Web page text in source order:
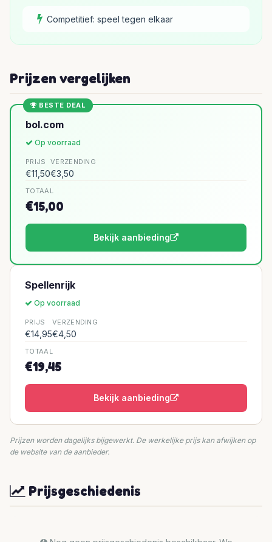
Competitief: speel tegen elkaar
Prijzen vergelijken
BESTE DEAL
bol.com
Op voorraad
PRIJS
€11,50
VERZENDING
€3,50
TOTAAL
€15,00
Bekijk aanbieding
Spellenrijk
Op voorraad
PRIJS
€14,95
VERZENDING
€4,50
TOTAAL
€19,45
Bekijk aanbieding
Prijzen worden dagelijks bijgewerkt. De werkelijke prijs kan afwijken op
de website van de aanbieder.
Prijsgeschiedenis